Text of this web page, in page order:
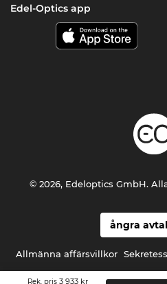
Rek. pris 3 933 kr
Edel-Optics app
ångra
Allmänna affärsvillkor
© 2026, Edeloptics GmbH.